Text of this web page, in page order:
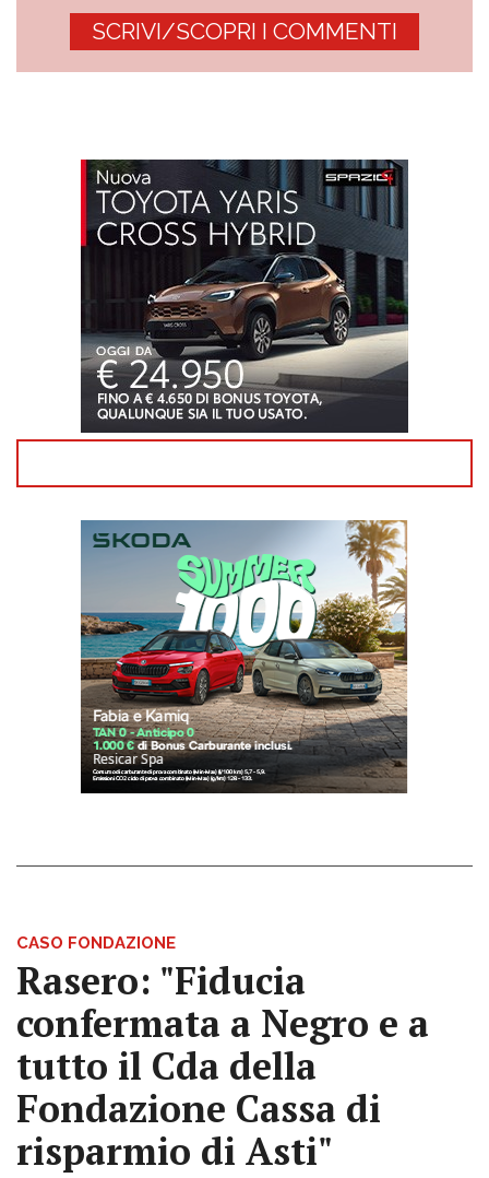
SCRIVI/SCOPRI I COMMENTI
CASO FONDAZIONE
Rasero: "Fiducia
confermata a Negro e a
tutto il Cda della
Fondazione Cassa di
risparmio di Asti"